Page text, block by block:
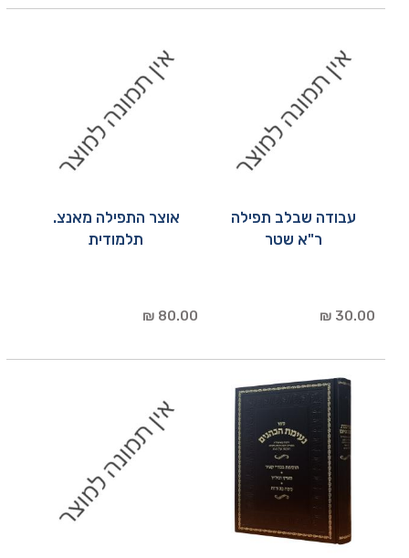
עבודה שבלב תפילה
ר"א שטר
30.00 ₪
אוצר התפילה מאנצ.
תלמודית
80.00 ₪